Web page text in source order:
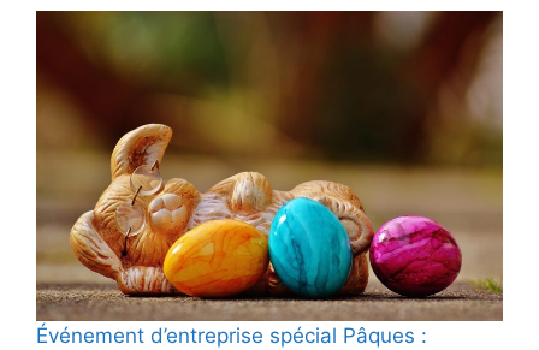
Événement d’entreprise spécial Pâques :